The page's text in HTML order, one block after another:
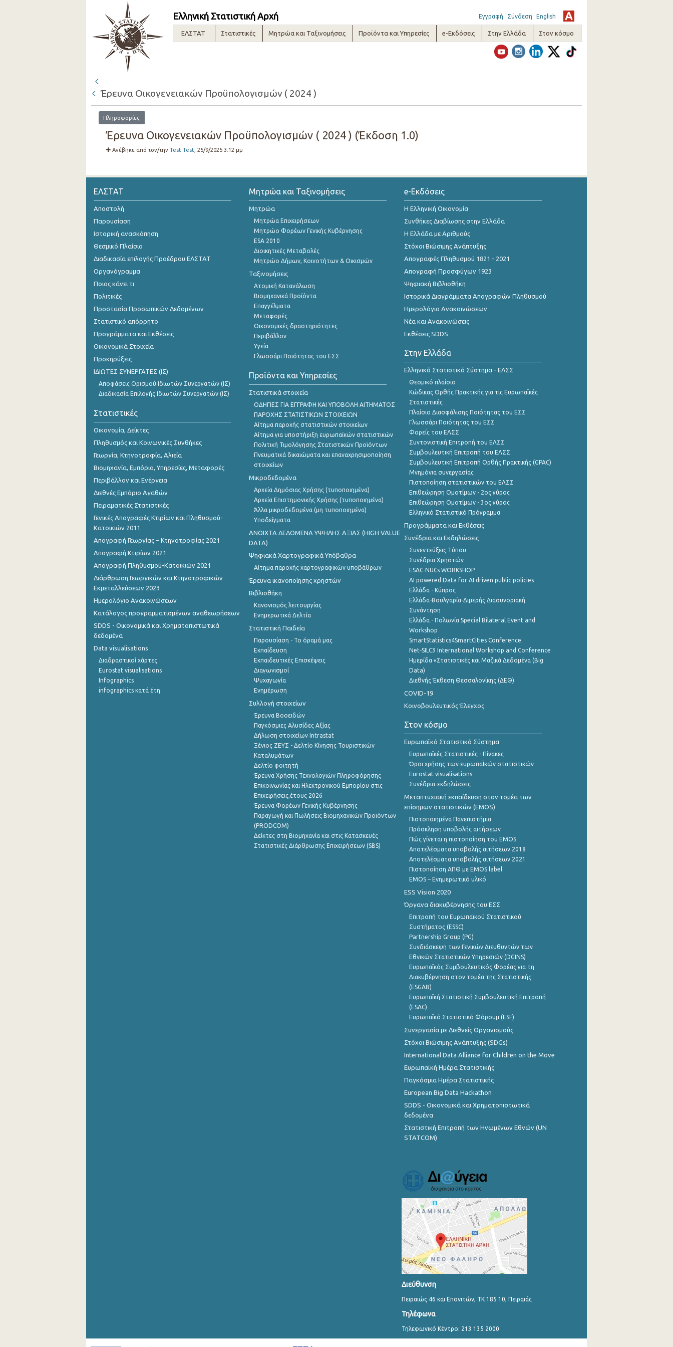
Ελληνική Στατιστική Αρχή Εγγραφή Σύνδεση English
ΕΛΣΤΑΤ Στατιστικές Μητρώα και Ταξινομήσεις Προϊόντα και Υπηρεσίες e-Εκδόσεις Στην Ελλάδα Στον κόσμο
Έρευνα Οικογενειακών Προϋπολογισμών ( 2024 )
Πληροφορίες
Έρευνα Οικογενειακών Προϋπολογισμών ( 2024 ) (Έκδοση 1.0)
Ανέβηκε από τον/την Test Test , 25/9/2025 3:12 μμ
ΕΛΣΤΑΤ
Αποστολή
Παρουσίαση
Ιστορική ανασκόπηση
Θεσμικό Πλαίσιο
Διαδικασία επιλογής Προέδρου ΕΛΣΤΑΤ
Οργανόγραμμα
Ποιος κάνει τι
Πολιτικές
Προστασία Προσωπικών Δεδομένων
Στατιστικό απόρρητο
Προγράμματα και Εκθέσεις
Οικονομικά Στοιχεία
Προκηρύξεις
ΙΔΙΩΤΕΣ ΣΥΝΕΡΓΑΤΕΣ (ΙΣ)
Αποφάσεις Ορισμού Ιδιωτών Συνεργατών (ΙΣ)
Διαδικασία Επιλογής Ιδιωτών Συνεργατών (ΙΣ)
Στατιστικές
Οικονομία, Δείκτες
Πληθυσμός και Κοινωνικές Συνθήκες
Γεωργία, Κτηνοτροφία, Αλιεία
Βιομηχανία, Εμπόριο, Υπηρεσίες, Μεταφορές
Περιβάλλον και Ενέργεια
Διεθνές Εμπόριο Αγαθών
Πειραματικές Στατιστικές
Γενικές Απογραφές Κτιρίων και Πληθυσμού-
Κατοικιών 2011
Απογραφή Γεωργίας – Κτηνοτροφίας 2021
Απογραφή Κτιρίων 2021
Απογραφή Πληθυσμού-Κατοικιών 2021
Διάρθρωση Γεωργικών και Κτηνοτροφικών
Εκμεταλλεύσεων 2023
Ημερολόγιο Ανακοινώσεων
Κατάλογος προγραμματισμένων αναθεωρήσεων
SDDS - Οικονομικά και Χρηματοπιστωτικά
δεδομένα
Data visualisations
Διαδραστικοί χάρτες
Eurostat visualisations
Infographics
infographics κατά έτη
Μητρώα και Ταξινομήσεις
Μητρώα
Μητρώα Επιχειρήσεων
Μητρώο Φορέων Γενικής Κυβέρνησης
ESA 2010
Διοικητικές Μεταβολές
Μητρώο Δήμων, Κοινοτήτων & Οικισμών
Ταξινομήσεις
Ατομική Κατανάλωση
Βιομηχανικά Προϊόντα
Επαγγέλματα
Μεταφορές
Οικονομικές δραστηριότητες
Περιβάλλον
Υγεία
Γλωσσάρι Ποιότητας του ΕΣΣ
Προϊόντα και Υπηρεσίες
Στατιστικά στοιχεία
ΟΔΗΓΙΕΣ ΓΙΑ ΕΓΓΡΑΦΗ ΚΑΙ ΥΠΟΒΟΛΗ ΑΙΤΗΜΑΤΟΣ
ΠΑΡΟΧΗΣ ΣΤΑΤΙΣΤΙΚΩΝ ΣΤΟΙΧΕΙΩΝ
Αίτημα παροχής στατιστικών στοιχείων
Αίτημα για υποστήριξη ευρωπαϊκών στατιστικών
Πολιτική Τιμολόγησης Στατιστικών Προϊόντων
Πνευματικά δικαιώματα και επαναχρησιμοποίηση
στοιχείων
Μικροδεδομένα
Αρχεία Δημόσιας Χρήσης (τυποποιημένα)
Αρχεία Επιστημονικής Χρήσης (τυποποιημένα)
Άλλα μικροδεδομένα (μη τυποποιημένα)
Υποδείγματα
ANOIXTA ΔΕΔΟΜΕΝΑ ΥΨΗΛΗΣ ΑΞΙΑΣ (HIGH VALUE
DATA)
Ψηφιακά Χαρτογραφικά Υπόβαθρα
Αίτημα παροχής χαρτογραφικών υποβάθρων
Έρευνα ικανοποίησης χρηστών
Βιβλιοθήκη
Κανονισμός λειτουργίας
Ενημερωτικά Δελτία
Στατιστική Παιδεία
Παρουσίαση - Το όραμά μας
Εκπαίδευση
Εκπαιδευτικές Επισκέψεις
Διαγωνισμοί
Ψυχαγωγία
Ενημέρωση
Συλλογή στοιχείων
Έρευνα Βοοειδών
Παγκόσμιες Αλυσίδες Αξίας
Δήλωση στοιχείων Intrastat
Ξένιος ΖΕΥΣ - Δελτίο Κίνησης Τουριστικών
Καταλυμάτων
Δελτίο φοιτητή
Έρευνα Χρήσης Τεχνολογιών Πληροφόρησης
Επικοινωνίας και Ηλεκτρονικού Εμπορίου στις
Επιχειρήσεις,έτους 2026
Έρευνα Φορέων Γενικής Κυβέρνησης
Παραγωγή και Πωλήσεις Βιομηχανικών Προϊόντων
(PRODCOM)
Δείκτες στη Βιομηχανία και στις Κατασκευές
Στατιστικές Διάρθρωσης Επιχειρήσεων (SBS)
e-Εκδόσεις
Η Ελληνική Οικονομία
Συνθήκες Διαβίωσης στην Ελλάδα
Η Ελλάδα με Αριθμούς
Στόχοι Βιώσιμης Ανάπτυξης
Απογραφές Πληθυσμού 1821 - 2021
Απογραφή Προσφύγων 1923
Ψηφιακή Βιβλιοθήκη
Ιστορικά Διαγράμματα Απογραφών Πληθυσμού
Ημερολόγιο Ανακοινώσεων
Νέα και Ανακοινώσεις
Εκθέσεις SDDS
Στην Ελλάδα
Ελληνικό Στατιστικό Σύστημα - ΕΛΣΣ
Θεσμικό πλαίσιο
Κώδικας Ορθής Πρακτικής για τις Ευρωπαϊκές
Στατιστικές
Πλαίσιο Διασφάλισης Ποιότητας του ΕΣΣ
Γλωσσάρι Ποιότητας του ΕΣΣ
Φορείς του ΕΛΣΣ
Συντονιστική Επιτροπή του ΕΛΣΣ
Συμβουλευτική Επιτροπή του ΕΛΣΣ
Συμβουλευτική Επιτροπή Ορθής Πρακτικής (GPAC)
Μνημόνια συνεργασίας
Πιστοποίηση στατιστικών του ΕΛΣΣ
Επιθεώρηση Ομοτίμων - 2ος γύρος
Επιθεώρηση Ομοτίμων - 3ος γύρος
Ελληνικό Στατιστικό Πρόγραμμα
Προγράμματα και Εκθέσεις
Συνέδρια και Εκδηλώσεις
Συνεντεύξεις Τύπου
Συνέδρια Χρηστών
ESAC-NUCs WORKSHOP
AI powered Data for AI driven public policies
Ελλάδα - Κύπρος
Ελλάδα-Βουλγαρία-Διμερής Διασυνοριακή
Συνάντηση
Ελλάδα - Πολωνία Special Bilateral Event and
Workshop
SmartStatistics4SmartCities Conference
Net-SILC3 International Workshop and Conference
Ημερίδα «Στατιστικές και Μαζικά Δεδομένα (Big
Data)
Διεθνής Έκθεση Θεσσαλονίκης (ΔΕΘ)
COVID-19
Κοινοβουλευτικός Έλεγχος
Στον κόσμο
Ευρωπαϊκό Στατιστικό Σύστημα
Ευρωπαϊκές Στατιστικές - Πίνακες
Όροι χρήσης των ευρωπαΪκών στατιστικών
Eurostat visualisations
Συνέδρια-εκδηλώσεις
Μεταπτυχιακή εκπαίδευση στον τομέα των
επίσημων στατιστικών (EMOS)
Πιστοποιημένα Πανεπιστήμια
Πρόσκληση υποβολής αιτήσεων
Πώς γίνεται η πιστοποίηση του EMOS
Αποτελέσματα υποβολής αιτήσεων 2018
Αποτελέσματα υποβολής αιτήσεων 2021
Πιστοποίηση ΑΠΘ με EMOS label
EMOS – Ενημερωτικό υλικό
ESS Vision 2020
Όργανα διακυβέρνησης του ΕΣΣ
Επιτροπή του Ευρωπαϊκού Στατιστικού
Συστήματος (ESSC)
Partnership Group (PG)
Συνδιάσκεψη των Γενικών Διευθυντών των
Εθνικών Στατιστικών Υπηρεσιών (DGINS)
Ευρωπαϊκός Συμβουλευτικός Φορέας για τη
Διακυβέρνηση στον τομέα της Στατιστικής
(ESGAB)
Ευρωπαϊκή Στατιστική Συμβουλευτική Επιτροπή
(ESAC)
Ευρωπαϊκό Στατιστικό Φόρουμ (ESF)
Συνεργασία με Διεθνείς Οργανισμούς
Στόχοι Βιώσιμης Ανάπτυξης (SDGs)
International Data Alliance for Children on the Move
Ευρωπαϊκή Ημέρα Στατιστικής
Παγκόσμια Ημέρα Στατιστικής
European Big Data Hackathon
SDDS - Οικονομικά και Χρηματοπιστωτικά
δεδομένα
Στατιστική Επιτροπή των Ηνωμένων Εθνών (UN
STATCOM)
Διεύθυνση
Πειραιώς 46 και Επονιτών, ΤΚ 185 10, Πειραιάς
Τηλέφωνα
Τηλεφωνικό Κέντρο: 213 135 2000